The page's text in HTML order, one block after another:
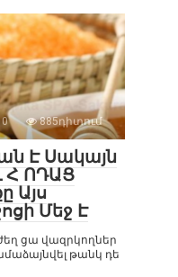
0 885դիտում
Է Սակայն
Հ ՈԴԱՑ
Այս
Մեջ Է
ցա վազրկողներ
թանկ դե